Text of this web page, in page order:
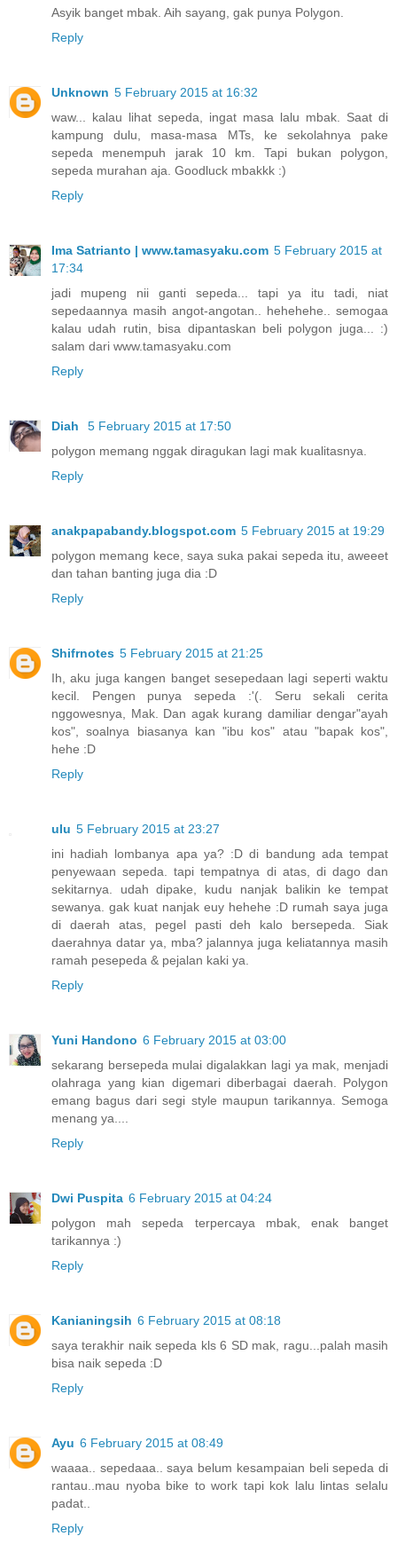
Asyik banget mbak. Aih sayang, gak punya Polygon.
Reply
Unknown 5 February 2015 at 16:32
waw... kalau lihat sepeda, ingat masa lalu mbak. Saat di
kampung dulu, masa-masa MTs, ke sekolahnya pake
sepeda menempuh jarak 10 km. Tapi bukan polygon,
sepeda murahan aja. Goodluck mbakkk :)
Reply
Ima Satrianto | www.tamasyaku.com 5 February 2015 at
17:34
jadi mupeng nii ganti sepeda... tapi ya itu tadi, niat
sepedaannya masih angot-angotan.. hehehehe.. semogaa
kalau udah rutin, bisa dipantaskan beli polygon juga... :)
salam dari www.tamasyaku.com
Reply
Diah
5 February 2015 at 17:50
polygon memang nggak diragukan lagi mak kualitasnya.
Reply
anakpapabandy.blogspot.com 5 February 2015 at 19:29
polygon memang kece, saya suka pakai sepeda itu, aweeet
dan tahan banting juga dia :D
Reply
Shifrnotes 5 February 2015 at 21:25
Ih, aku juga kangen banget sesepedaan lagi seperti waktu
kecil. Pengen punya sepeda :'(. Seru sekali cerita
nggowesnya, Mak. Dan agak kurang damiliar dengar"ayah
kos", soalnya biasanya kan "ibu kos" atau "bapak kos",
hehe :D
Reply
ulu 5 February 2015 at 23:27
ini hadiah lombanya apa ya? :D di bandung ada tempat
penyewaan sepeda. tapi tempatnya di atas, di dago dan
sekitarnya. udah dipake, kudu nanjak balikin ke tempat
sewanya. gak kuat nanjak euy hehehe :D rumah saya juga
di daerah atas, pegel pasti deh kalo bersepeda. Siak
daerahnya datar ya, mba? jalannya juga keliatannya masih
ramah pesepeda & pejalan kaki ya.
Reply
Yuni Handono 6 February 2015 at 03:00
sekarang bersepeda mulai digalakkan lagi ya mak, menjadi
olahraga yang kian digemari diberbagai daerah. Polygon
emang bagus dari segi style maupun tarikannya. Semoga
menang ya....
Reply
Dwi Puspita 6 February 2015 at 04:24
polygon mah sepeda terpercaya mbak, enak banget
tarikannya :)
Reply
Kanianingsih 6 February 2015 at 08:18
saya terakhir naik sepeda kls 6 SD mak, ragu...palah masih
bisa naik sepeda :D
Reply
Ayu 6 February 2015 at 08:49
waaaa.. sepedaaa.. saya belum kesampaian beli sepeda di
rantau..mau nyoba bike to work tapi kok lalu lintas selalu
padat..
Reply